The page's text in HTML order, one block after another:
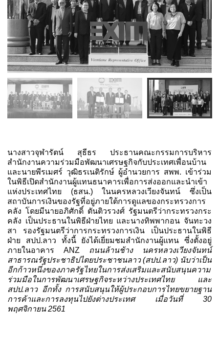
นางสาวจุฬารัตน์ สุธีธร ประธานคณะกรรมการบริหาร
สำนักงานความร่วมมือพัฒนาเศรษฐกิจกับประเทศเพื่อนบ้าน
และนายพีรเมศร์ วุฒิธรเนติรักษ์ ผู้อำนวยการ สพพ. เข้าร่วม
ในพิธีเปิดสำนักงานผู้แทนธนาคารเพื่อการส่งออกและนำเข้า
แห่งประเทศไทย (ธสน.) ในนครหลวงเวียงจันทน์ ซึ่งเป็น
สถาบันการเงินของรัฐที่อยู่ภายใต้การดูแลของกระทรวงการ
คลัง โดยมีนายอภิศักดิ์ ตันติวรวงศ์ รัฐมนตรีว่ากระทรวงกระ
คลัง เป็นประธานในพิธีฝ่ายไทย และนางทิพพากอน จันทะวง
สา รองรัฐมนตรีว่าการกระทรวงการเงิน เป็นประธานในพิธี
ฝ่าย สปป.ลาว ทั้งนี้ ยังได้เยี่ยมชมสำนักงานผู้แทน ซี่งตั้งอยู่
ภายในอาคาร ANZ
ถนนล้านช้าง นครหลวงเวียงจันทน์
สาธารณรัฐประชาธิปไตยประชาชนลาว (สปป.ลาว) นับว่าเป็น
อีกก้าวหนึ่งของภาครัฐไทยในการส่งเสริมและสนับสนุนความ
ร่วมมือในการพัฒนาเศรษฐกิจระหว่างประเทศไทย และ
สปป.ลาว อีกทั้ง การสนับสนุนให้ผู้ประกอบการไทยขยายฐาน
การค้าและการลงทุนไปยังต่างประเทศ เมื่อวันที่
30
พฤศจิกายน 2561